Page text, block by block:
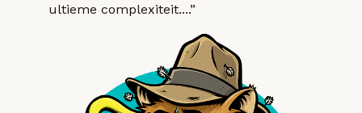
ultieme complexiteit....”